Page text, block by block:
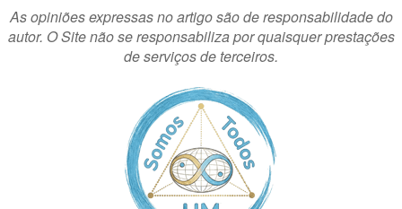
As opiniões expressas no artigo são de responsabilidade do
autor. O Site não se responsabiliza por quaisquer prestações
de serviços de terceiros.